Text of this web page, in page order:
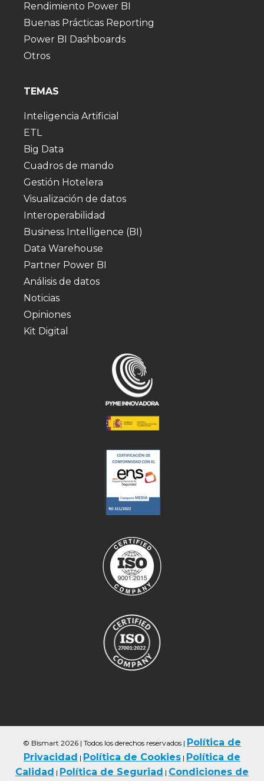
Rendimiento Power BI
Buenas Prácticas Reporting
Power BI Dashboards
Otros
TEMAS
Inteligencia Artificial
ETL
Big Data
Cuadros de mando
Gestión Hotelera
Visualización de datos
Interoperabilidad
Business Intelligence (BI)
Data Warehouse
Partner Power BI
Análisis de datos
Noticias
Opiniones
Kit Digital
© Bismart 2026 | Todos los derechos reservados | Política de
Privacidad | Política de Cookies | Política de
Calidad | Política de Seguriad | Condiciones de